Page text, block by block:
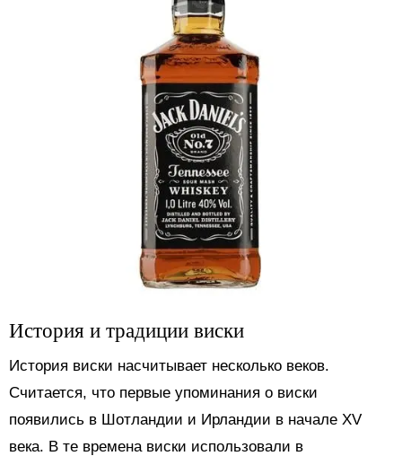
История и традиции виски
История виски насчитывает несколько веков.
Считается, что первые упоминания о виски
появились в Шотландии и Ирландии в начале XV
века. В те времена виски использовали в